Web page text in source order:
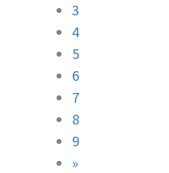
3
4
5
6
7
8
9
»